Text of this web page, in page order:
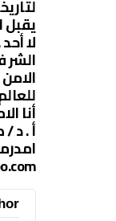
يقبل
لا
الشر
أنا
أ . د